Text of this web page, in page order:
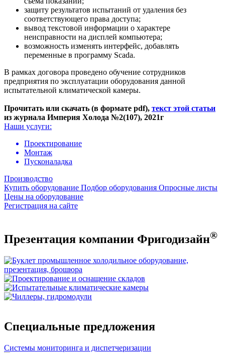
защиту результатов испытаний от удаления без
соответствующего права доступа;
вывод текстовой информации о характере
неисправности на дисплей компьютера;
возможность изменять интерфейс, добавлять
переменные в программу Scada.
В рамках договора проведено обучение сотрудников
предприятия по эксплуатации оборудования данной
испытательной климатической камеры.
Прочитать или скачать (в формате pdf), текст этой статьи
из журнала Империя Холода №2(107), 2021г
Наши услуги:
Проектирование
Монтаж
Пусконаладка
Производство
Купить оборудование Подбор оборудования Опросные листы
Цены на оборудование
Регистрация на сайте
Презентация компании Фригодизайн®
Специальные предложения
Системы мониторинга и диспетчеризации